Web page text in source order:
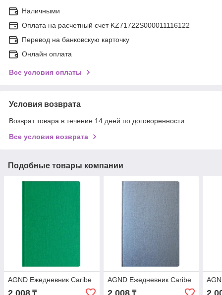
Наличными
Оплата на расчетный счет KZ71722S000011116122
Перевод на банковскую карточку
Онлайн оплата
Все условия оплаты
Условия возврата
Возврат товара в течение 14 дней по договоренности
Все условия возврата
Подобные товары компании
AGND Ежедневник Caribe AGND Ежедневник Caribe